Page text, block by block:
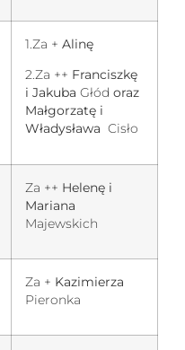
1.Za + Alinę
2.Za ++ Franciszkę
i Jakuba Głód oraz
Małgorzatę i
Władysława Cisło
Za ++ Helenę i
Mariana
Majewskich
Za + Kazimierza
Pieronka